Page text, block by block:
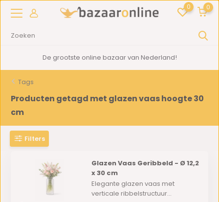
0 0
De grootste online bazaar van Nederland!
Tags
Producten getagd met glazen vaas hoogte 30
cm
Filters
Glazen Vaas Geribbeld - Ø 12,2
x 30 cm
Elegante glazen vaas met
verticale ribbelstructuur...